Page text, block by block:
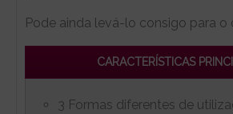
Pode ainda levá-lo consigo para o
CARACTERÍSTICAS
3 Formas diferentes de